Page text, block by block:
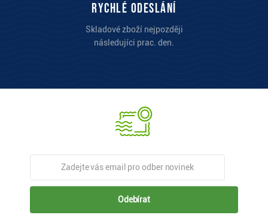
Rychlé odeslání
Skladové zboží nejpozději
následujíci prac. den.
Odebírat